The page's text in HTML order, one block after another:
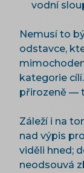
vodní
Nemusí to
odstavce,
kategorie
přirozeně —
Záleží i na
nad výpis
viděli hned;
neodsouvá